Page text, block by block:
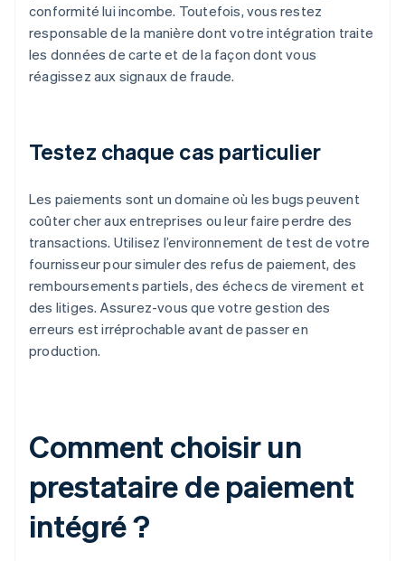
conformité lui incombe. Toutefois, vous restez
responsable de la manière dont votre intégration traite
les données de carte et de la façon dont vous
réagissez aux signaux de fraude.
Testez chaque cas particulier
Les paiements sont un domaine où les bugs peuvent
coûter cher aux entreprises ou leur faire perdre des
transactions. Utilisez l’environnement de test de votre
fournisseur pour simuler des refus de paiement, des
remboursements partiels, des échecs de virement et
des litiges. Assurez-vous que votre gestion des
erreurs est irréprochable avant de passer en
production.
Comment choisir un
prestataire de paiement
intégré ?